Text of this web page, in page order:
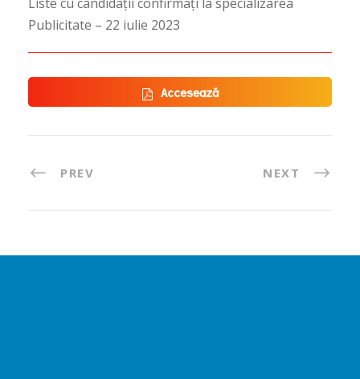
Publicitate – 22 iulie 2023
Accesează
PREV NEXT